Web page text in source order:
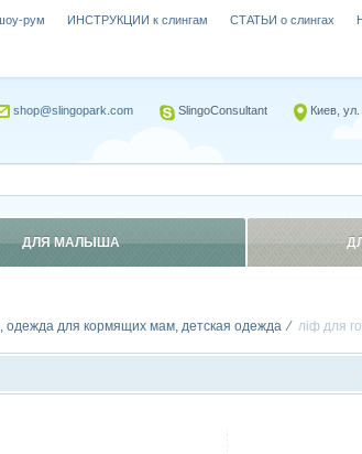
одежда для кормящих мам, детская одежда ліф для
рум ИНСТРУКЦИИ к слингам СТАТЬИ о слингах
shop@slingopark.com SlingoConsultant Киев,
ДЛЯ МАЛЫША